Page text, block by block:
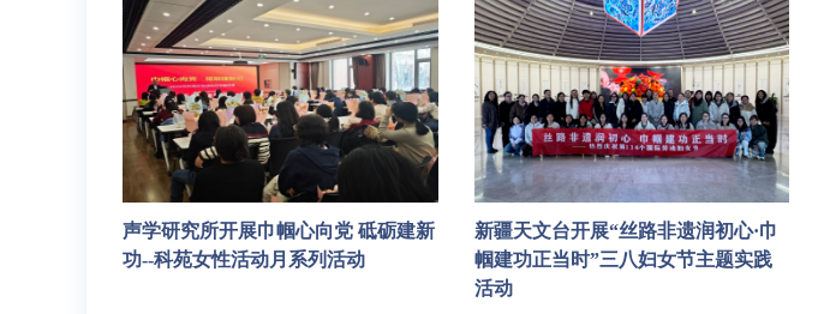
声学研究所开展巾帼心向党 砥砺建新
功--科苑女性活动月系列活动
新疆天文台开展“丝路非遗润初心·巾
帼建功正当时”三八妇女节主题实践
活动